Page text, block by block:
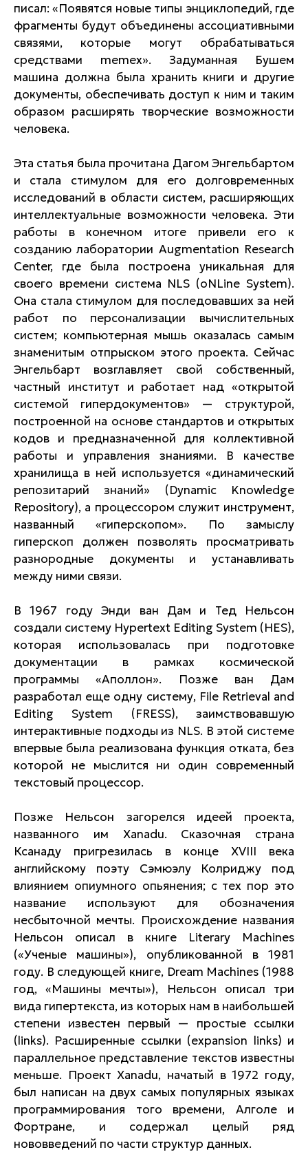
писал: «Появятся новые типы энциклопедий, где
фрагменты будут объединены ассоциативными
связями, которые могут обрабатываться
средствами memex». Задуманная Бушем
машина должна была хранить книги и другие
документы, обеспечивать доступ к ним и таким
образом расширять творческие возможности
человека.
Эта статья была прочитана Дагом Энгельбартом
и стала стимулом для его долговременных
исследований в области систем, расширяющих
интеллектуальные возможности человека. Эти
работы в конечном итоге привели его к
созданию лаборатории Augmentation Research
Center, где была построена уникальная для
своего времени система NLS (oNLine System).
Она стала стимулом для последовавших за ней
работ по персонализации вычислительных
систем; компьютерная мышь оказалась самым
знаменитым отпрыском этого проекта. Сейчас
Энгельбарт возглавляет свой собственный,
частный институт и работает над «открытой
системой гипердокументов» — структурой,
построенной на основе стандартов и открытых
кодов и предназначенной для коллективной
работы и управления знаниями. В качестве
хранилища в ней используется «динамический
репозитарий знаний» (Dynamic Knowledge
Repository), а процессором служит инструмент,
названный «гиперскопом». По замыслу
гиперскоп должен позволять просматривать
разнородные документы и устанавливать
между ними связи.
В 1967 году Энди ван Дам и Тед Нельсон
создали систему Hypertext Editing System (HES),
которая использовалась при подготовке
документации в рамках космической
программы «Аполлон». Позже ван Дам
разработал еще одну систему, File Retrieval and
Editing System (FRESS), заимствовавшую
интерактивные подходы из NLS. В этой системе
впервые была реализована функция отката, без
которой не мыслится ни один современный
текстовый процессор.
Позже Нельсон загорелся идеей проекта,
названного им Xanadu. Сказочная страна
Ксанаду пригрезилась в конце XVIII века
английскому поэту Сэмюэлу Колриджу под
влиянием опиумного опьянения; с тех пор это
название используют для обозначения
несбыточной мечты. Происхождение названия
Нельсон описал в книге Literary Machines
(«Ученые машины»), опубликованной в 1981
году. В следующей книге, Dream Machines (1988
год, «Машины мечты»), Нельсон описал три
вида гипертекста, из которых нам в наибольшей
степени известен первый — простые ссылки
(links). Расширенные ссылки (expansion links) и
параллельное представление текстов известны
меньше. Проект Xanadu, начатый в 1972 году,
был написан на двух самых популярных языках
программирования того времени, Алголе и
Фортране, и содержал целый ряд
нововведений по части структур данных.